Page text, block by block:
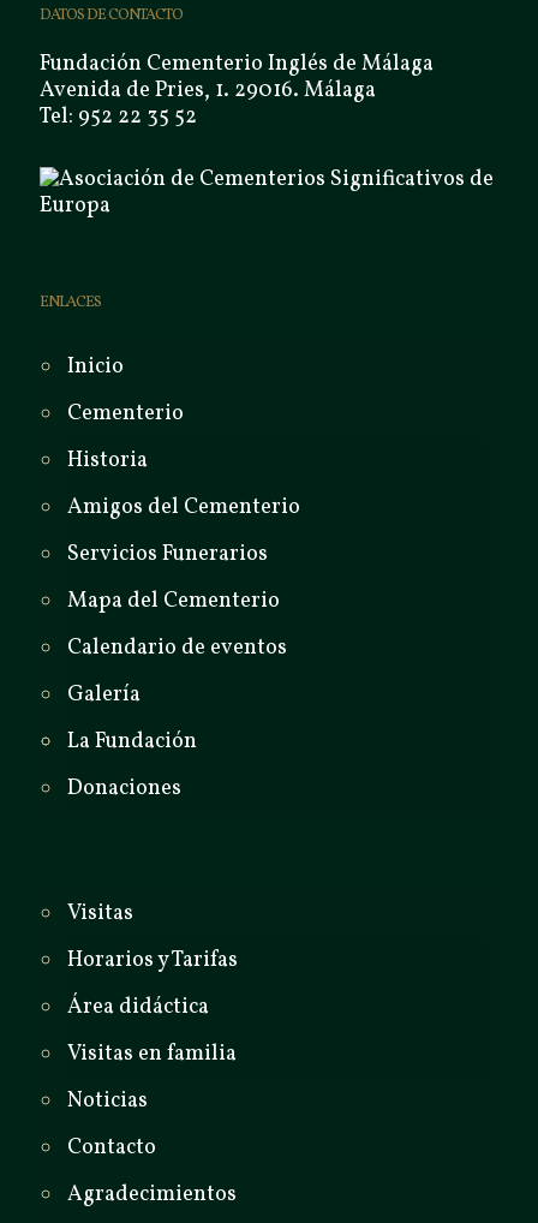
DATOS DE CONTACTO
Fundación Cementerio Inglés de Málaga
Avenida de Pries, 1. 29016. Málaga
Tel: 952 22 35 52
ENLACES
Inicio
Cementerio
Historia
Amigos del Cementerio
Servicios Funerarios
Mapa del Cementerio
Calendario de eventos
Galería
La Fundación
Donaciones
Visitas
Horarios y Tarifas
Área didáctica
Visitas en familia
Noticias
Contacto
Agradecimientos